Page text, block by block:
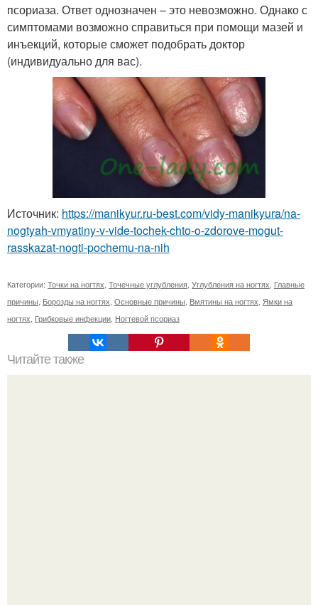
псориаза. Ответ однозначен – это невозможно. Однако с
симптомами возможно справиться при помощи мазей и
инъекций, которые сможет подобрать доктор
(индивидуально для вас).
Источник: https://manikyur.ru-best.com/vidy-manikyura/na-
nogtyah-vmyatiny-v-vide-tochek-chto-o-zdorove-mogut-
rasskazat-nogti-pochemu-na-nih
Категории: Точки на ногтях Точечные углубления Углубления на ногтях Главные
причины Борозды на ногтях Основные причины Вмятины на ногтях Ямки на
ногтях Грибковые инфекции Ногтевой псориаз
Читайте также